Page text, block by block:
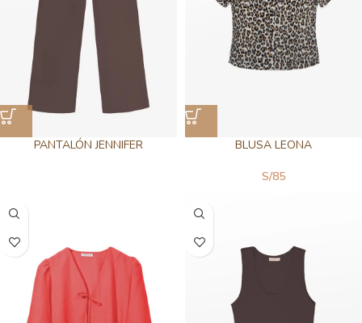
PANTALÓN JENNIFER BLUSA LEONA
S/85